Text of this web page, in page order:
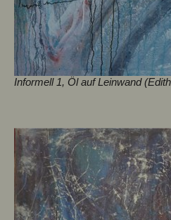
Informell 1, Öl auf Leinwand